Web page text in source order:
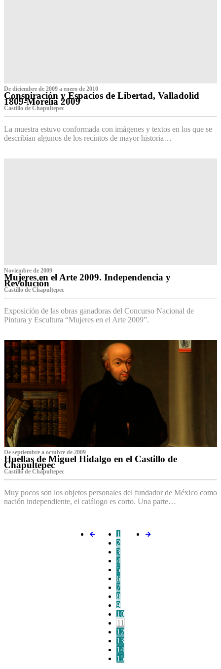
De diciembre de 2009 a enero de 2010
Conspiración y Espacios de Libertad, Valladolid
1809-Morelia 2009
Castillo de Chapultepec
La muestra estuvo conformada con imágenes y textos en los que se
describían algunos de los recintos de mayor historia…
Noviembre de 2009
Mujeres en el Arte 2009. Independencia y
Revolución
Castillo de Chapultepec
Exposición de las obras ganadoras del Concurso Nacional de
Pintura y Escultura “Mujeres en el Arte 2009”.
De septiembre a octubre de 2009
Huellas de Miguel Hidalgo en el Castillo de
Chapultepec
Castillo de Chapultepec
Muy pocos son los objetos personales del fundador de México como
nación independiente, el catálogo es corto. Una parte…
1
2
3
4
5
6
7
8
9
10
11
12
13
14
15